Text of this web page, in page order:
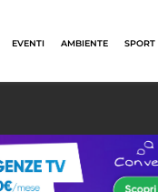
EVENTI AMBIENTE SPORT